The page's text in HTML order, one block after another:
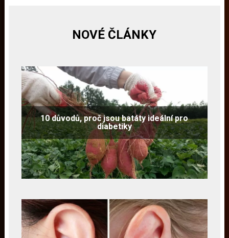
NOVÉ ČLÁNKY
10 důvodů, proč jsou batáty ideální pro
diabetiky